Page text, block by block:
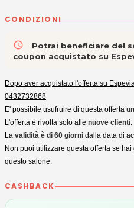
CONDIZIONI
access_time
Potrai beneficiare del
coupon acquistato su
Dopo aver acquistato l'offerta su
0432732868
E' possibile usufruire di questa offerta
L'offerta è rivolta solo alle nuove clienti.
La validità è di 60 giorni dalla data di
Non puoi utilizzare questa offerta se
questo salone.
CASHBACK